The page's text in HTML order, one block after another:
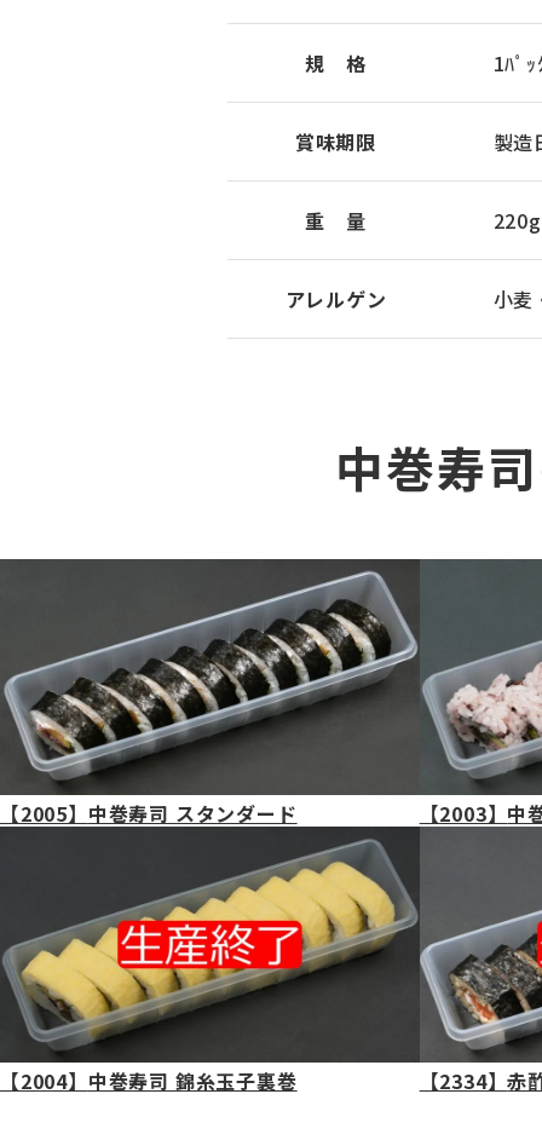
規 格 1ﾊﾟ
賞味期限 製造
重 量
アレルゲン 小麦
中巻寿
【2005】 中巻寿司 スタンダード 【2003】 中
【2004】 中巻寿司 錦糸玉子裏巻 【2334】赤